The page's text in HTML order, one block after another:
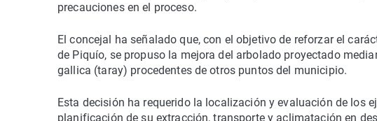
precauciones en el proceso.
El concejal ha señalado que, con el objetivo de reforzar el
de Piquío, se propuso la mejora del arbolado proyectado
gallica (taray) procedentes de otros puntos del municipio.
Esta decisión ha requerido la localización y evaluación de los
planificación de su extracción, transporte y aclimatación en